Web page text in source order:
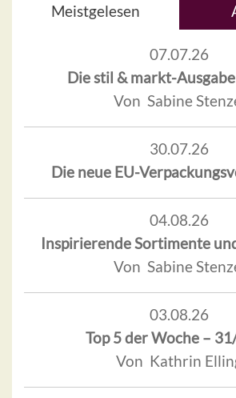
Meistgelesen
07.07.26
Die stil & markt-
Von Sabine
30.07.26
Die neue EU-
04.08.26
Inspirierende Sortimente
Von Sabine
03.08.26
Top 5 der Woche –
Von Kathrin